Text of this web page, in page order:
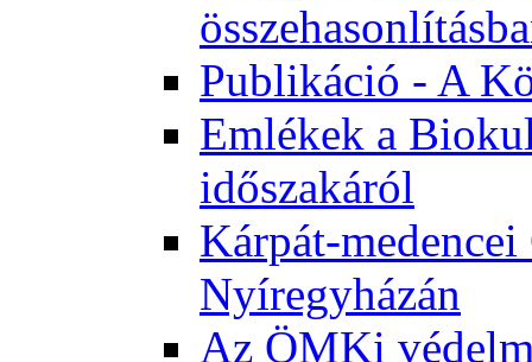
Publikáció - A
Emlékek a
időszakáról
Kárpát-
Nyíregyházán
Az ÖMKi